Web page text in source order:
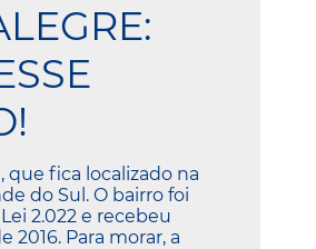
que fica localizado na
do Sul. O bairro foi
2.022 e recebeu
2016. Para morar, a